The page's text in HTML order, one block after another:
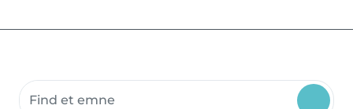
Søg fællesskabsressourcer